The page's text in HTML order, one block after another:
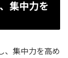
集中力を
、集中力を高め